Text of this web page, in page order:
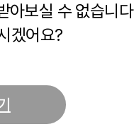
아보실 수 없습니다
겠어요?